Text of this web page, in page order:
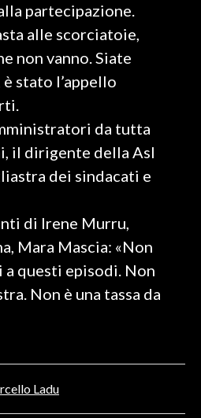
partecipazione.
alle scorciatoie,
non vanno. Siate
stato l’appello
da tutta
il dirigente della Asl
dei sindacati e
di Irene Murru,
Mara Mascia: «Non
questi episodi. Non
Non è una tassa da
Ladu